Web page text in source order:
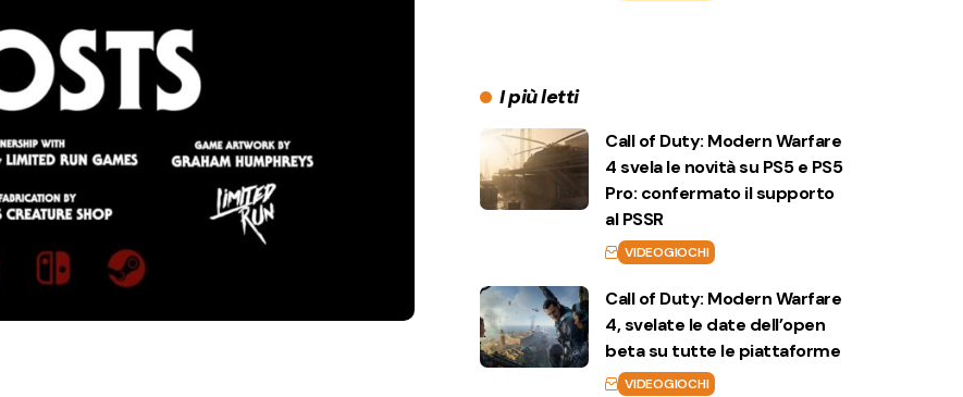
I più letti
Call of Duty: Modern Warfare
4 svela le novità su PS5 e PS5
Pro: confermato il supporto
al PSSR
VIDEOGIOCHI
Call of Duty: Modern Warfare
4, svelate le date dell’open
beta su tutte le piattaforme
VIDEOGIOCHI